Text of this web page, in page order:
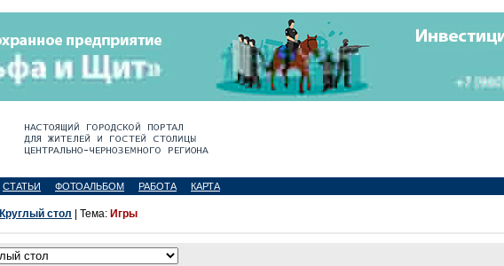
СТАТЬИ ФОТОАЛЬБОМ РАБОТА КАРТА
Круглый стол | Тема: Игры